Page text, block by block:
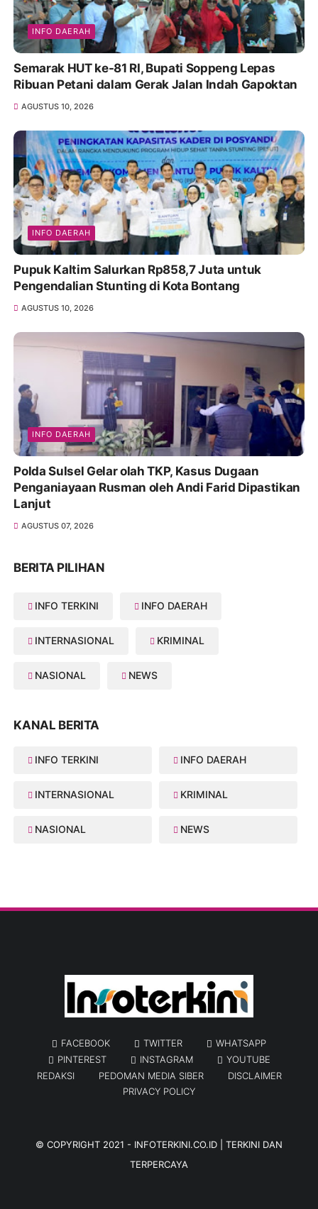
INFO DAERAH
Semarak HUT ke-81 RI, Bupati Soppeng Lepas
Ribuan Petani dalam Gerak Jalan Indah Gapoktan
AGUSTUS 10, 2026
INFO DAERAH
Pupuk Kaltim Salurkan Rp858,7 Juta untuk
Pengendalian Stunting di Kota Bontang
AGUSTUS 10, 2026
INFO DAERAH
Polda Sulsel Gelar olah TKP, Kasus Dugaan
Penganiayaan Rusman oleh Andi Farid Dipastikan
Lanjut
AGUSTUS 07, 2026
BERITA PILIHAN
INFO TERKINI INFO DAERAH
INTERNASIONAL KRIMINAL
NASIONAL NEWS
KANAL BERITA
INFO TERKINI INFO DAERAH
INTERNASIONAL KRIMINAL
NASIONAL NEWS
FACEBOOK TWITTER
WHATSAPP
PINTEREST
INSTAGRAM
YOUTUBE
REDAKSI
PEDOMAN MEDIA SIBER
DISCLAIMER
PRIVACY POLICY
© COPYRIGHT 2021 - INFOTERKINI.CO.ID | TERKINI DAN
TERPERCAYA